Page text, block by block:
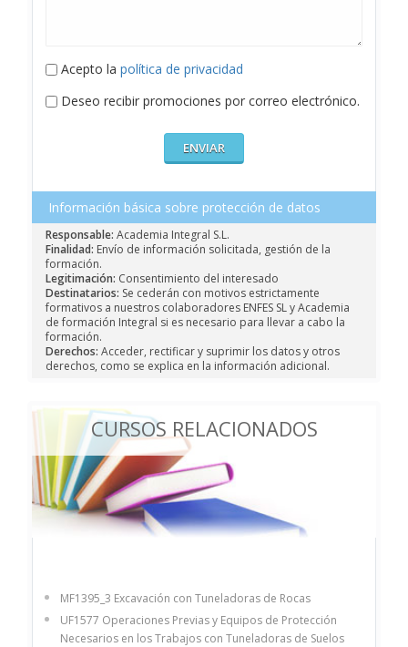
Acepto la política de privacidad
Deseo recibir promociones por correo electrónico.
Información básica sobre protección de datos
Responsable: Academia Integral S.L.
Finalidad: Envío de información solicitada, gestión de la
formación.
Legitimación: Consentimiento del interesado
Destinatarios: Se cederán con motivos estrictamente
formativos a nuestros colaboradores ENFES SL y Academia
de formación Integral si es necesario para llevar a cabo la
formación.
Derechos: Acceder, rectificar y suprimir los datos y otros
derechos, como se explica en la información adicional.
CURSOS RELACIONADOS
MF1395_3 Excavación con Tuneladoras de Rocas
UF1577 Operaciones Previas y Equipos de Protección
Necesarios en los Trabajos con Tuneladoras de Suelos